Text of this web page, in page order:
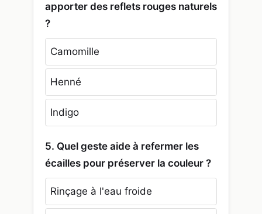
apporter des reflets rouges naturels
?
Camomille
Henné
Indigo
5. Quel geste aide à refermer les
écailles pour préserver la couleur ?
Rinçage à l'eau froide